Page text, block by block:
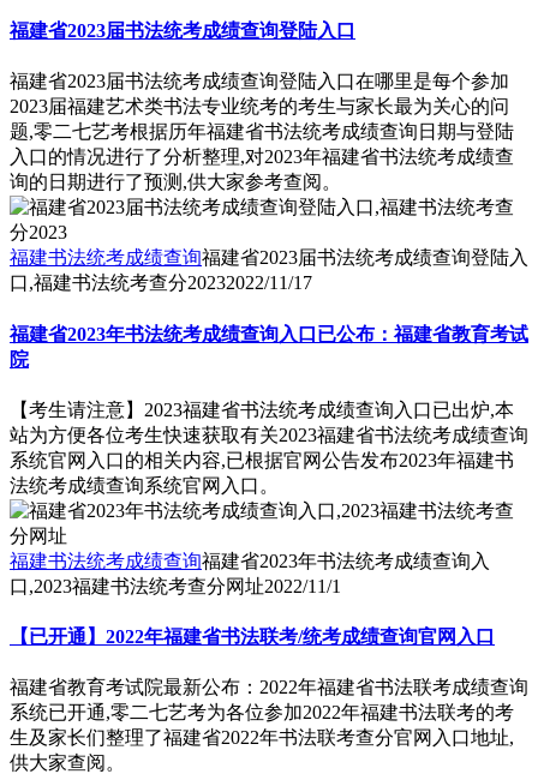
福建省2023届书法统考成绩查询登陆入口
福建省2023届书法统考成绩查询登陆入口在哪里是每个参加
2023届福建艺术类书法专业统考的考生与家长最为关心的问
题,零二七艺考根据历年福建省书法统考成绩查询日期与登陆
入口的情况进行了分析整理,对2023年福建省书法统考成绩查
询的日期进行了预测,供大家参考查阅。
福建书法统考成绩查询福建省2023届书法统考成绩查询登陆入
口,福建书法统考查分20232022/11/17
福建省2023年书法统考成绩查询入口已公布：福建省教育考试
院
【考生请注意】2023福建省书法统考成绩查询入口已出炉,本
站为方便各位考生快速获取有关2023福建省书法统考成绩查询
系统官网入口的相关内容,已根据官网公告发布2023年福建书
法统考成绩查询系统官网入口。
福建书法统考成绩查询福建省2023年书法统考成绩查询入
口,2023福建书法统考查分网址2022/11/1
【已开通】2022年福建省书法联考/统考成绩查询官网入口
福建省教育考试院最新公布：2022年福建省书法联考成绩查询
系统已开通,零二七艺考为各位参加2022年福建书法联考的考
生及家长们整理了福建省2022年书法联考查分官网入口地址,
供大家查阅。